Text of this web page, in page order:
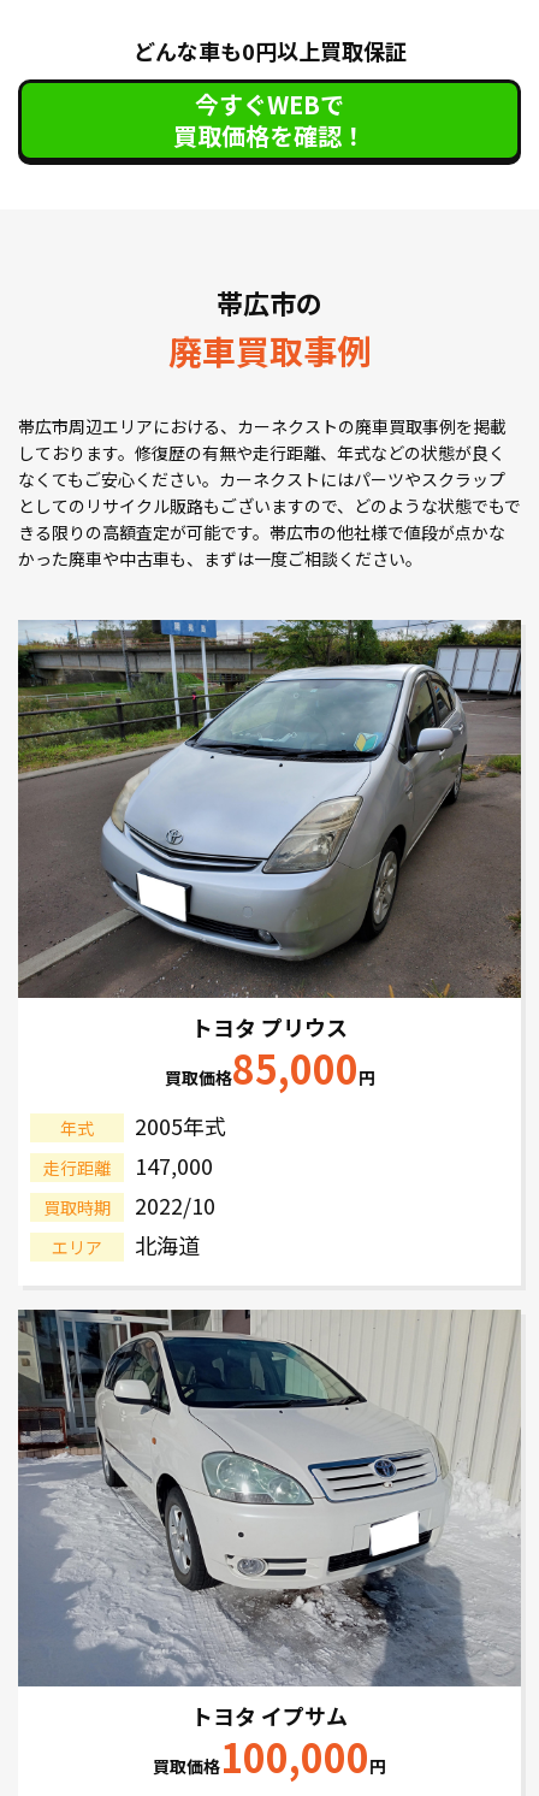
どんな車も0円以上買取保証
今すぐWEBで
買取価格を確認！
帯広市の
廃車買取事例
帯広市周辺エリアにおける、カーネクストの廃車買取事例を掲載
しております。修復歴の有無や走行距離、年式などの状態が良く
なくてもご安心ください。カーネクストにはパーツやスクラップ
としてのリサイクル販路もございますので、どのような状態でもで
きる限りの高額査定が可能です。帯広市の他社様で値段が点かな
かった廃車や中古車も、まずは一度ご相談ください。
トヨタ プリウス
買取価格85,000円
年式 2005年式
走行距離 147,000
買取時期 2022/10
エリア 北海道
トヨタ イプサム
買取価格100,000円